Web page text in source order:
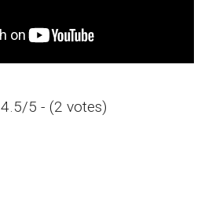
4.5/5 - (2 votes)